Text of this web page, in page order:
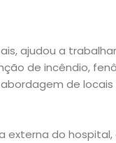
ajudou a
de incêndio,
de
externa do